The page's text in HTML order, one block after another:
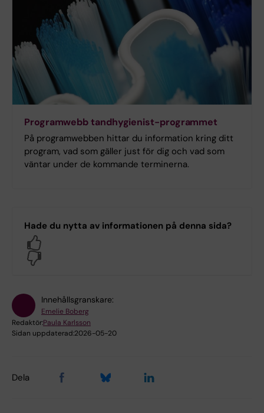
Programwebb tandhygienist-programmet
På programwebben hittar du information kring ditt
program, vad som gäller just för dig och vad som
väntar under de kommande terminerna.
Hade du nytta av informationen på denna sida?
Innehållsgranskare:
Emelie Boberg
Redaktör:Paula Karlsson
Sidan uppdaterad:2026-05-20
Dela